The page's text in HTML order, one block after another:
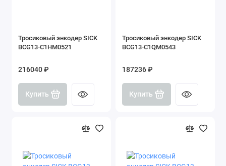
Тросиковый энкодер SICK
BCG13-C1HM0521
216040 ₽
Купить
Тросиковый энкодер SICK
BCG13-C1QM0543
187236 ₽
Купить